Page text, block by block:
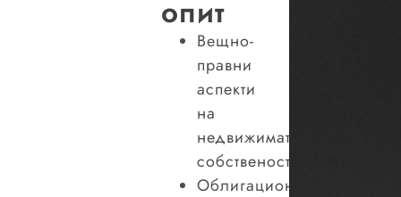
опит
Вещно-
правни
аспекти
на
недвижимата
собственост
Облигационни